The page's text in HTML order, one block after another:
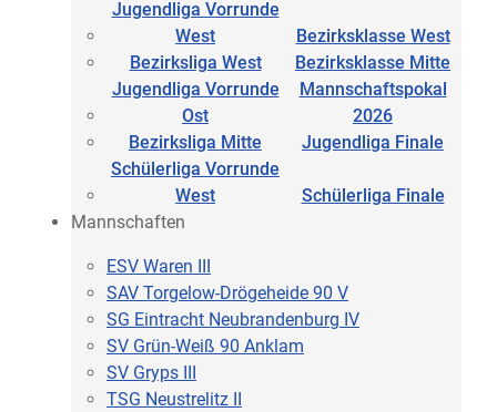
Jugendliga Vorrunde
West
Bezirksklasse West
Bezirksliga West
Bezirksklasse Mitte
Jugendliga Vorrunde
Ost
Mannschaftspokal
2026
Bezirksliga Mitte
Jugendliga Finale
Schülerliga Vorrunde
West
Schülerliga Finale
Mannschaften
ESV Waren III
SAV Torgelow-Drögeheide 90 V
SG Eintracht Neubrandenburg IV
SV Grün-Weiß 90 Anklam
SV Gryps III
TSG Neustrelitz II